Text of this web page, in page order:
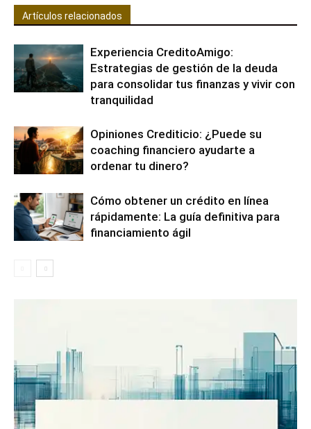
Artículos relacionados
Experiencia CreditoAmigo:
Estrategias de gestión de la deuda
para consolidar tus finanzas y vivir con
tranquilidad
Opiniones Crediticio: ¿Puede su
coaching financiero ayudarte a
ordenar tu dinero?
Cómo obtener un crédito en línea
rápidamente: La guía definitiva para
financiamiento ágil